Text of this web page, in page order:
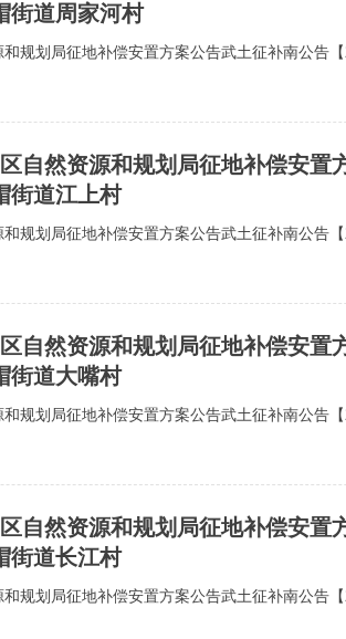
街道周家河村
规划局征地补偿安置方案公告武土征补南公告
自然资源和规划局征地补偿安置
街道江上村
规划局征地补偿安置方案公告武土征补南公告
自然资源和规划局征地补偿安置
街道大嘴村
规划局征地补偿安置方案公告武土征补南公告
自然资源和规划局征地补偿安置
街道长江村
规划局征地补偿安置方案公告武土征补南公告